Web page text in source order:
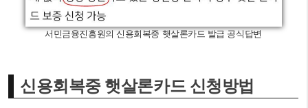
서민금융진흥원의 신용회복중 햇살론카드 발급 공식답변
신용회복중 햇살론카드 신청방법